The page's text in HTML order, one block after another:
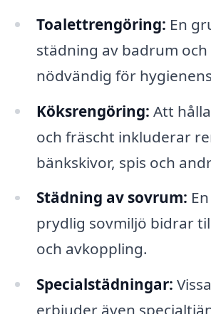
Toalettrengöring: En
städning av badrum
nödvändig för
Köksrengöring: Att
och fräscht inkluderar
bänkskivor, spis och
Städning av sovrum:
prydlig sovmiljö bidrar
och avkoppling.
Specialstädningar:
erbjuder även